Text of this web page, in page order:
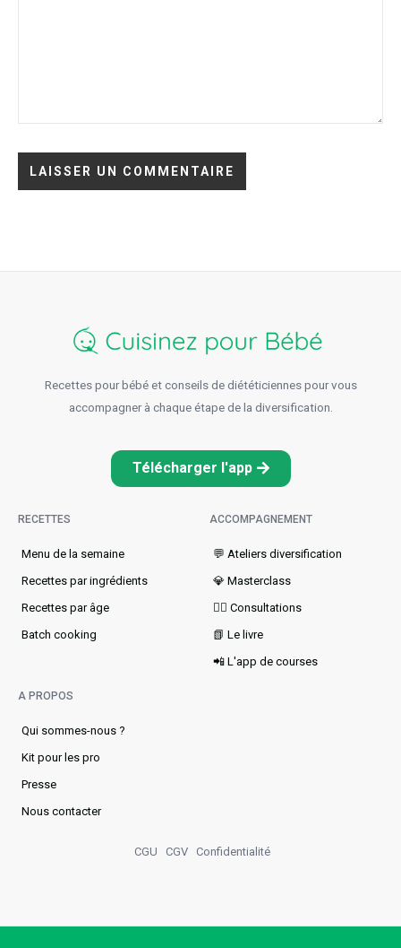
Recettes pour bébé et conseils de diététiciennes pour vous
accompagner à chaque étape de la diversification.
Télécharger l'app
RECETTES
Menu de la semaine​
Recettes par ingrédients
Recettes par âge
Batch cooking
ACCOMPAGNEMENT
💬 Ateliers diversification
💎 Masterclass
👩‍⚕️ Consultations
📗 Le livre
📲 L'app de courses
A PROPOS
Qui sommes-nous ?
Kit pour les pro
Presse
Nous contacter
CGU CGV Confidentialité